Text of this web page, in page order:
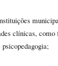
clínicas,